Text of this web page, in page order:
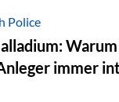
Gold erlebt derzeit
als
der
Wie groß
Police
immer